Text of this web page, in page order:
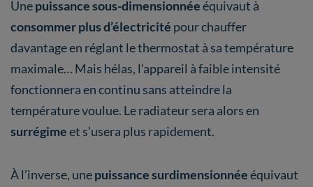
Unepuissance sous-dimensionnéeéquivaut à
consommer plus d’électricité pour chauffer
davantage en réglant le thermostat à sa température
maximale… Mais hélas, l’appareil à faible intensité
fonctionnera en continu sans atteindre la
température voulue. Le radiateur sera alors en
surrégimeet s’usera plus rapidement.
À l’inverse, unepuissance surdimensionnéeéquivaut